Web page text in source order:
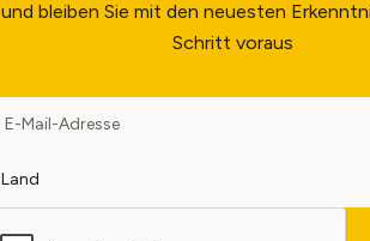
und bleiben Sie mit den neuesten
Schritt voraus